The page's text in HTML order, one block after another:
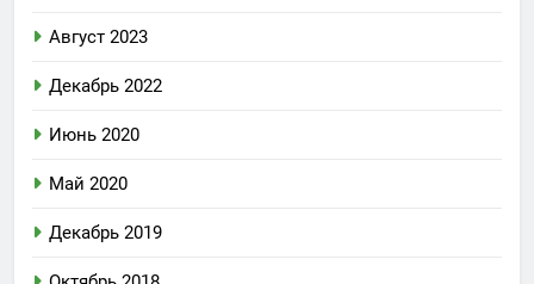
Август 2023
Декабрь 2022
Июнь 2020
Май 2020
Декабрь 2019